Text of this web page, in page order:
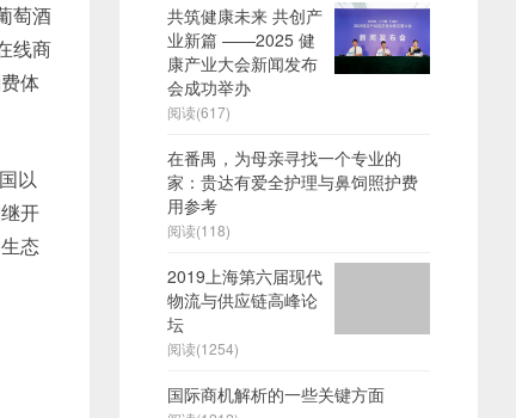
萄酒
线商
体
以
开
态
共筑健康未来 共创产
业新篇 ——2025 健
康产业大会新闻发布
会成功举办
阅读(617)
在番禺，为母亲寻找一个专业的
家：贵达有爱全护理与鼻饲照护费
用参考
阅读(118)
2019上海第六届现代
物流与供应链高峰论
坛
阅读(1254)
国际商机解析的一些关键方面